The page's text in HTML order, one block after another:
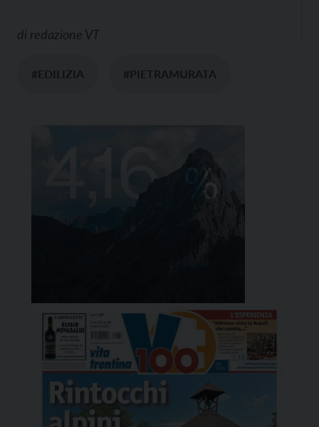
di redazione VT
#EDILIZIA #PIETRAMURATA